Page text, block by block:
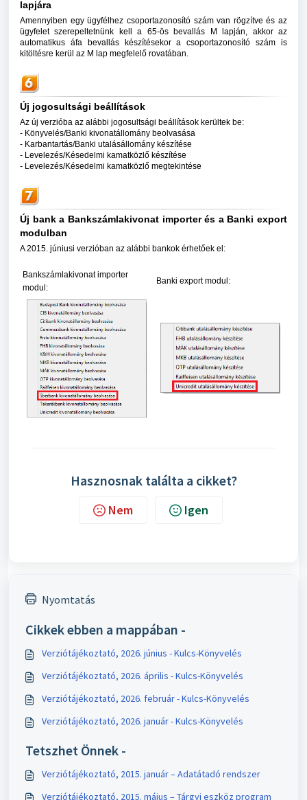
lapjára
Amennyiben egy ügyfélhez csoportazonosító szám van rögzítve és az
ügyfelet szerepeltetnünk kell a 65-ös bevallás M lapján, akkor az
automatikus áfa bevallás készítésekor a csoportazonosító szám is
kitöltésre kerül az M lap megfelelő rovatában.
Új jogosultsági beállítások
Az új verzióba az alábbi jogosultsági beállítások kerültek be:
- Könyvelés/Banki kivonatállomány beolvasása
- Karbantartás/Banki utalásállomány készítése
- Levelezés/Késedelmi kamatközlő készítése
- Levelezés/Késedelmi kamatközlő megtekintése
Új bank a Bankszámlakivonat importer és a Banki export
modulban
A 2015. júniusi verzióban az alábbi bankok érhetőek el:
Bankszámlakivonat importer
modul:
Banki export modul:
Hasznosnak találta a cikket?
Nem Igen
Nyomtatás
Cikkek ebben a mappában -
Verziótájékoztató, 2026. június - Kulcs-Könyvelés
Verziótájékoztató, 2026. április - Kulcs-Könyvelés
Verziótájékoztató, 2026. február - Kulcs-Könyvelés
Verziótájékoztató, 2026. január - Kulcs-Könyvelés
Tetszhet Önnek -
Verziótájékoztató, 2015. január – Adatátadó rendszer
Verziótájékoztató, 2015. május – Tárgyi eszköz program